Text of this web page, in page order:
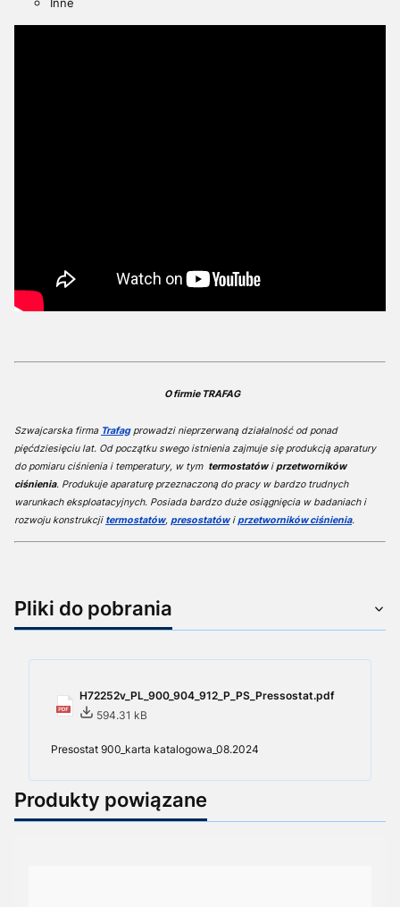
Inne
O firmie TRAFAG
Szwajcarska firma Trafagprowadzi nieprzerwaną działalność od ponad
pięćdziesięciu lat. Od początku swego istnienia zajmuje się produkcją aparatury
do pomiaru ciśnienia i temperatury, w tym termostatówiprzetworników
ciśnienia. Produkuje aparaturę przeznaczoną do pracy w bardzo trudnych
warunkach eksploatacyjnych. Posiada bardzo duże osiągnięcia w badaniach i
rozwoju konstrukcji termostatów, presostatówiprzetworników ciśnienia.
Pliki do pobrania
H72252v_PL_900_904_912_P_PS_Pressostat.pdf
594.31 kB
Presostat 900_karta katalogowa_08.2024
Produkty powiązane